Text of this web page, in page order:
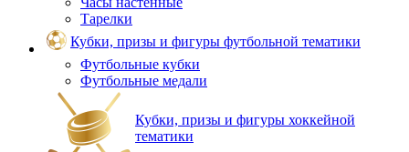
Тарелки
Кубки, призы и фигуры футбольной тематики
Футбольные кубки
Футбольные медали
Кубки, призы и фигуры хоккейной
тематики